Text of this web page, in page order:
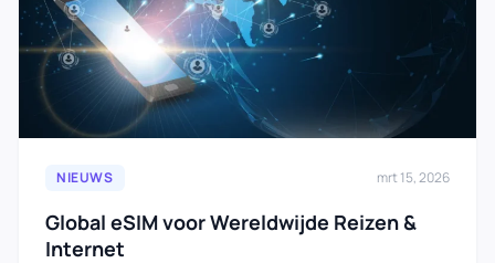
NIEUWS mrt 15, 2026
Global eSIM voor Wereldwijde Reizen &
Internet